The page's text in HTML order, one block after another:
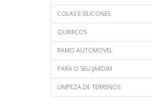
COLAS E SILICONES
QUIMICOS
RAMO AUTOMOVEL
PARA O SEU JARDIM
LIMPEZA DE TERRENOS